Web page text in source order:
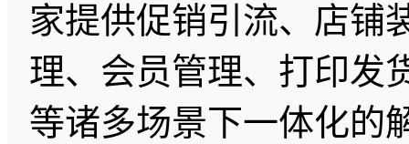
家提供促销引流、店铺
理、会员管理、打印发
等诸多场景下一体化